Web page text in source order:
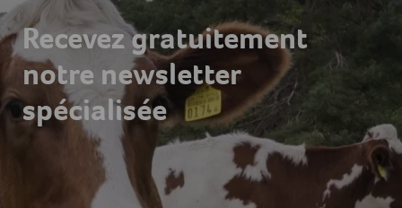
Recevez gratuitement
notre newsletter
spécialisée